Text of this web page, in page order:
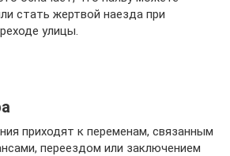
стать жертвой наезда при
улицы.
приходят к переменам, связанным
переездом или заключением